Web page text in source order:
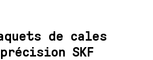
de cales
SKF